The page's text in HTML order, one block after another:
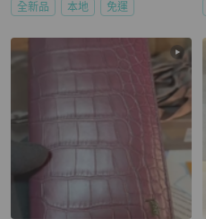
全新品 本地 免運